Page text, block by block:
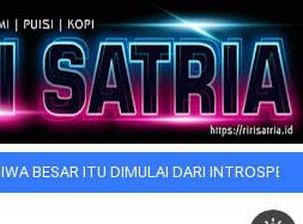
ITU DIMULAI DARI INTROSPEKSI